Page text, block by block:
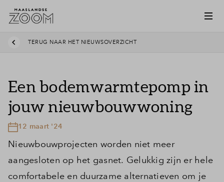
TERUG NAAR HET NIEUWSOVERZICHT
Een bodemwarmtepomp in
jouw nieuwbouwwoning
12 maart '24
Nieuwbouwprojecten worden niet meer
aangesloten op het gasnet. Gelukkig zijn er hele
comfortabele en duurzame alternatieven om je